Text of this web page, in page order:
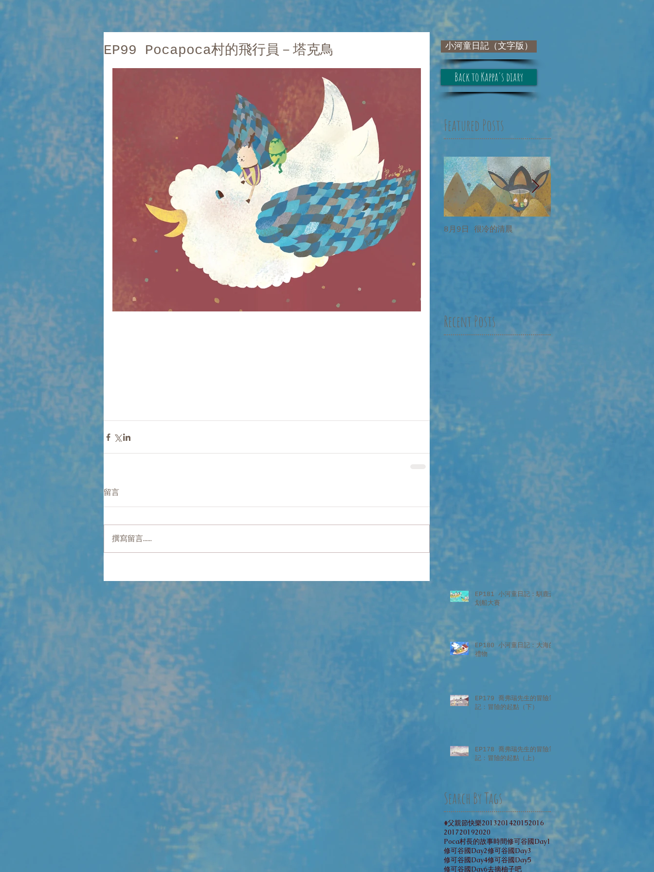
EP99 Pocapoca村的飛行員－塔克鳥
留言
撰寫留言......
小河童日記（文字版）
Back to Kappa's diary
Featured Posts
8月9日 很冷的清晨 8月9日 很冷的清晨 補記
Recent Posts
EP181 小河童日記：馴鹿盃
划船大賽
EP180 小河童日記：大海的
禮物
EP179 喬弗瑞先生的冒險筆
記：冒險的起點（下）
EP178 喬弗瑞先生的冒險筆
記：冒險的起點（上）
Search By Tags
#父親節快樂2013201420152016
201720192020
Poca村長的故事時間修可谷國Day1
修可谷國Day2修可谷國Day3
修可谷國Day4修可谷國Day5
修可谷國Day6去摘柚子吧